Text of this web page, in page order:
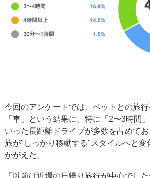
今回のアンケートでは、ペットとの旅
「車」という結果に。特に「2〜3時間
いった長距離ドライブが多数を占めて
旅が"しっかり移動する"スタイルへと変
かがえた。
「以前は近場の日帰り旅行が中心でし